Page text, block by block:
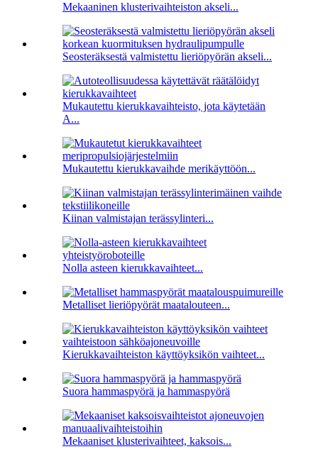
Mekaaninen klusterivaihteiston akseli...
Seosteräksestä valmistettu lieriöpyörän akseli...
Mukautettu kierukkavaihteisto, jota käytetään
A...
Mukautettu kierukkavaihde merikäyttöön...
Kiinan valmistajan terässylinteri...
Nolla asteen kierukkavaihteet...
Metalliset lieriöpyörät maatalouteen...
Kierukkavaihteiston käyttöyksikön vaihteet...
Suora hammaspyörä ja hammaspyörä
Mekaaniset klusterivaihteet, kaksois...